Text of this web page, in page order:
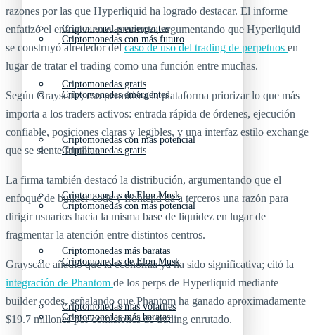
Criptomonedas emergentes
Criptomonedas gratis
Criptomonedas con más potencial
Criptomonedas de Elon Musk
Criptomonedas más baratas
Criptomonedas más volátiles
Criptomonedas con más futuro
Criptomonedas emergentes
Criptomonedas gratis
Criptomonedas con más potencial
Criptomonedas de Elon Musk
Criptomonedas más baratas
razones por las que Hyperliquid ha logrado destacar. El informe
enfatizó el enfoque en el producto, argumentando que Hyperliquid
se construyó alrededor delcaso de uso del trading de perpetuos en
lugar de tratar el trading como una función entre muchas.
Según Grayscale, eso permitió a la plataforma priorizar lo que más
importa a los traders activos: entrada rápida de órdenes, ejecución
confiable, posiciones claras y legibles, y una interfaz estilo exchange
que se siente familiar.
La firma también destacó la distribución, argumentando que el
enfoque de builder-code y frontend da a terceros una razón para
dirigir usuarios hacia la misma base de liquidez en lugar de
fragmentar la atención entre distintos centros.
Grayscale añadió que la economía ya ha sido significativa; citó la
integración de Phantom de los perps de Hyperliquid mediante
builder codes, señalando que Phantom ha ganado aproximadamente
$19.7 millones por comisiones de trading enrutado.